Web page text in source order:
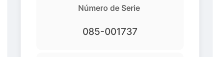
Número de Serie
085-001737